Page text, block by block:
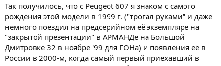
Так получилось, что с Peugeot 607 я знаком с самого
рождения этой модели в 1999 г. ("трогал руками" и даже
немного поездил на предсерийном её экземпляре на
"закрытой презентации" в АРМАНДе на Большой
Дмитровке 32 в ноябре '99 для ГОНа) и появления её в
России в 2000-м, когда самый первый приехавший в